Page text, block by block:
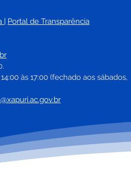
| Portal de Transparência
às 17:00 (fechado aos sábados,